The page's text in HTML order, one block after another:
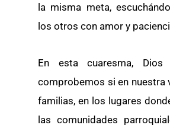
la misma meta,
los otros con amor y
En esta cuaresma,
comprobemos si en nuestra
familias, en los lugares
las comunidades